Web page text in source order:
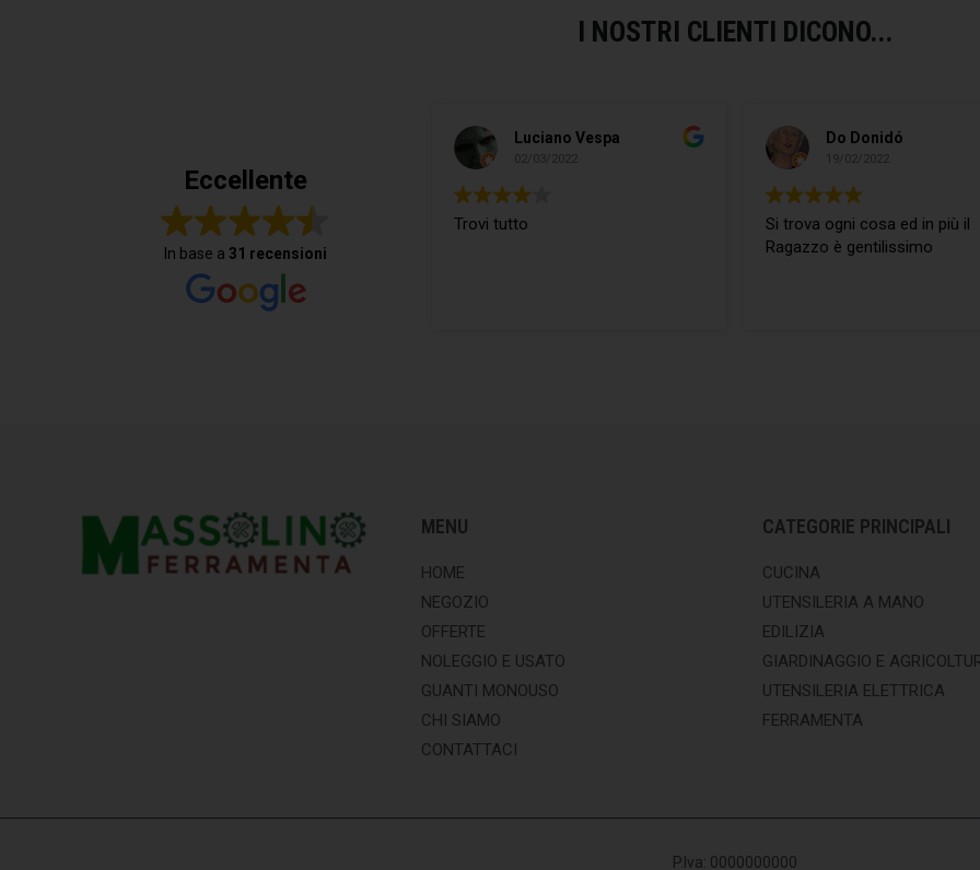
I NOSTRI CLIENTI DICONO...
Eccellente
In base a 31 recensioni
Luciano Vespa
02/03/2022
Trovi tutto
Do Donidó
19/02/2022
Si trova ogni cosa ed in più il
Ragazzo è gentilissimo
MENU
HOME
NEGOZIO
OFFERTE
NOLEGGIO E USATO
GUANTI MONOUSO
CHI SIAMO
CONTATTACI
CATEGORIE PRINCIPALI
CUCINA
UTENSILERIA A MANO
EDILIZIA
GIARDINAGGIO E
UTENSILERIA ELETTRICA
FERRAMENTA
P.Iva: 0000000000